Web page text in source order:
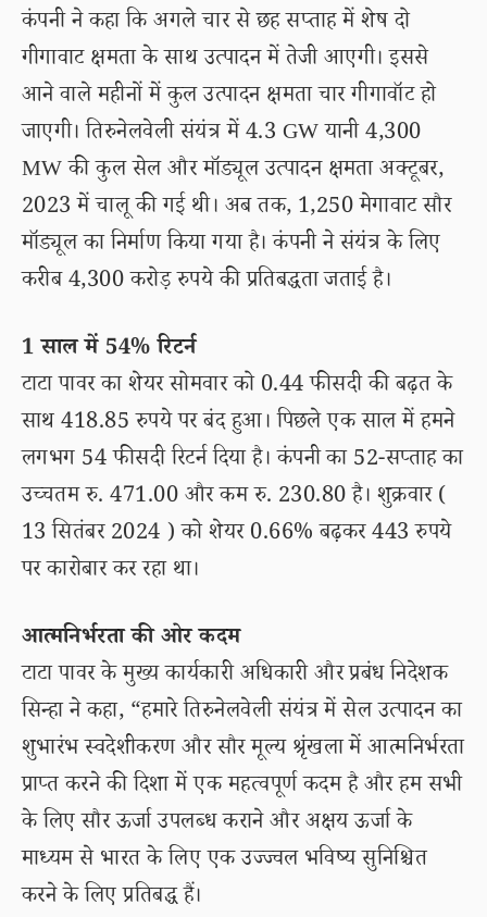
कंपनी ने कहा कि अगले चार से छह सप्ताह में शेष दो
गीगावाट क्षमता के साथ उत्पादन में तेजी आएगी। इससे
आने वाले महीनों में कुल उत्पादन क्षमता चार गीगावॉट हो
जाएगी। तिरुनेलवेली संयंत्र में 4.3 GW यानी 4,300
MW की कुल सेल और मॉड्यूल उत्पादन क्षमता अक्टूबर,
2023 में चालू की गई थी। अब तक, 1,250 मेगावाट सौर
मॉड्यूल का निर्माण किया गया है। कंपनी ने संयंत्र के लिए
करीब 4,300 करोड़ रुपये की प्रतिबद्धता जताई है।
1 साल में 54% रिटर्न
टाटा पावर का शेयर सोमवार को 0.44 फीसदी की बढ़त के
साथ 418.85 रुपये पर बंद हुआ। पिछले एक साल में हमने
लगभग 54 फीसदी रिटर्न दिया है। कंपनी का 52-सप्ताह का
उच्चतम रु. 471.00 और कम रु. 230.80 है। शुक्रवार (
13 सितंबर 2024 ) को शेयर 0.66% बढ़कर 443 रुपये
पर कारोबार कर रहा था।
आत्मनिर्भरता की ओर कदम
टाटा पावर के मुख्य कार्यकारी अधिकारी और प्रबंध निदेशक
सिन्हा ने कहा, “हमारे तिरुनेलवेली संयंत्र में सेल उत्पादन का
शुभारंभ स्वदेशीकरण और सौर मूल्य श्रृंखला में आत्मनिर्भरता
प्राप्त करने की दिशा में एक महत्वपूर्ण कदम है और हम सभी
के लिए सौर ऊर्जा उपलब्ध कराने और अक्षय ऊर्जा के
माध्यम से भारत के लिए एक उज्ज्वल भविष्य सुनिश्चित
करने के लिए प्रतिबद्ध हैं।